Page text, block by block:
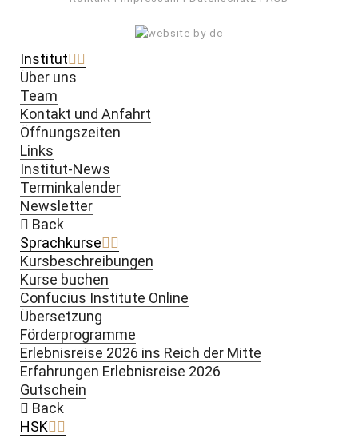
Institut
Über uns
Team
Kontakt und Anfahrt
Öffnungszeiten
Links
Institut-News
Terminkalender
Newsletter
Back
Sprachkurse
Kursbeschreibungen
Kurse buchen
Confucius Institute Online
Übersetzung
Förderprogramme
Erlebnisreise 2026 ins Reich der Mitte
Erfahrungen Erlebnisreise 2026
Gutschein
Back
HSK